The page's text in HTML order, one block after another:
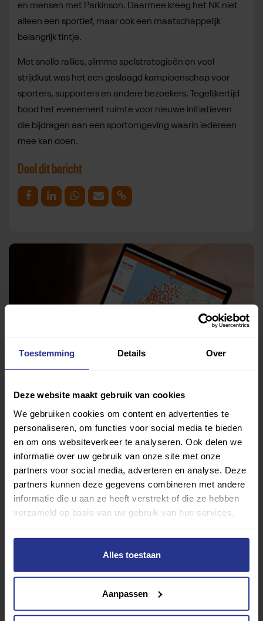
Toestemming Details Over
Deze website maakt gebruik van cookies
We gebruiken cookies om content en advertenties te
personaliseren, om functies voor social media te bieden
en om ons websiteverkeer te analyseren. Ook delen we
informatie over uw gebruik van onze site met onze
partners voor social media, adverteren en analyse. Deze
partners kunnen deze gegevens combineren met andere
informatie die u aan ze heeft verstrekt of die ze hebben
verzameld op basis van uw gebruik van hun services.
Alles toestaan
Aanpassen
en mensen met Parkinson. Daarmee kreeg het NK niet
alleen een sportief, maar ook een maatschappelijk
belangrijk tintje.
Met snelle rallies, slimme spelstrategieën en veel
strijdlust was het een geslaagd kampioenschap voor
sporters, supporters en andere bezoekers. Tegelijkertijd
bood het evenement ruimte voor nieuwe initiatieven
die bijdragen aan een sportomgeving waarin iedereen
mee kan doen.
Deel dit bericht
Deel op Facebook
Deel op LinkedinDeel op Whatsapp
Mail link Kopieer link
Vind jouw sport
Van atletiek tot zwemmen: met onze Sportzoeker
vind je gemakkelijk jouw favoriete sport of activiteit.
Met meer dan 4250 sportclubs is er altijd een sport
die bij je past.
Sport zoeken